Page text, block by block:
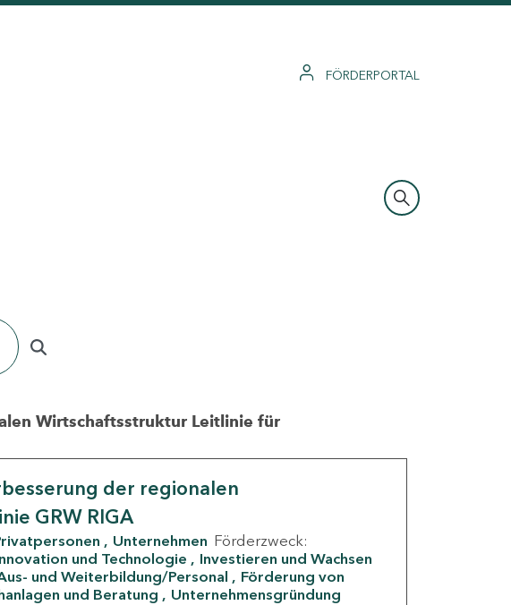
FÖRDERPORTAL
Wirtschaftsstruktur Leitlinie für
der regionalen
GRW RIGA
Unternehmen Förderzweck:
und Technologie
Investieren und Wachsen
und Weiterbildung/Personal
Förderung von
und Beratung Unternehmensgründung